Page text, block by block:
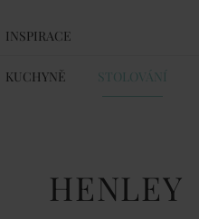
INSPIRACE
KUCHYNĚ STOLOVÁNÍ
HENLEY